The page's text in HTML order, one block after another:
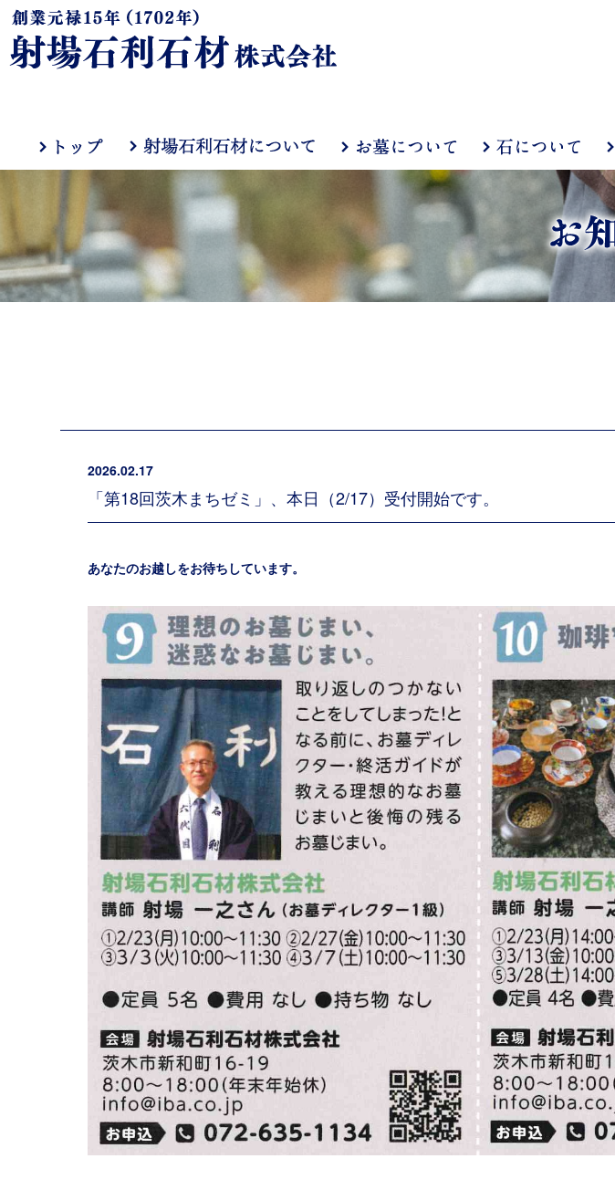
2026.02.17
「第18回茨木まちゼミ」、本日（2/17）受付開始です。
あなたのお越しをお待ちしています。